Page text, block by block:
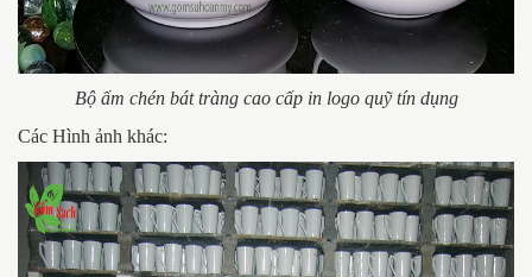
Bộ ấm chén bát tràng cao cấp in logo quỹ tín dụng
Các Hình ảnh khác: